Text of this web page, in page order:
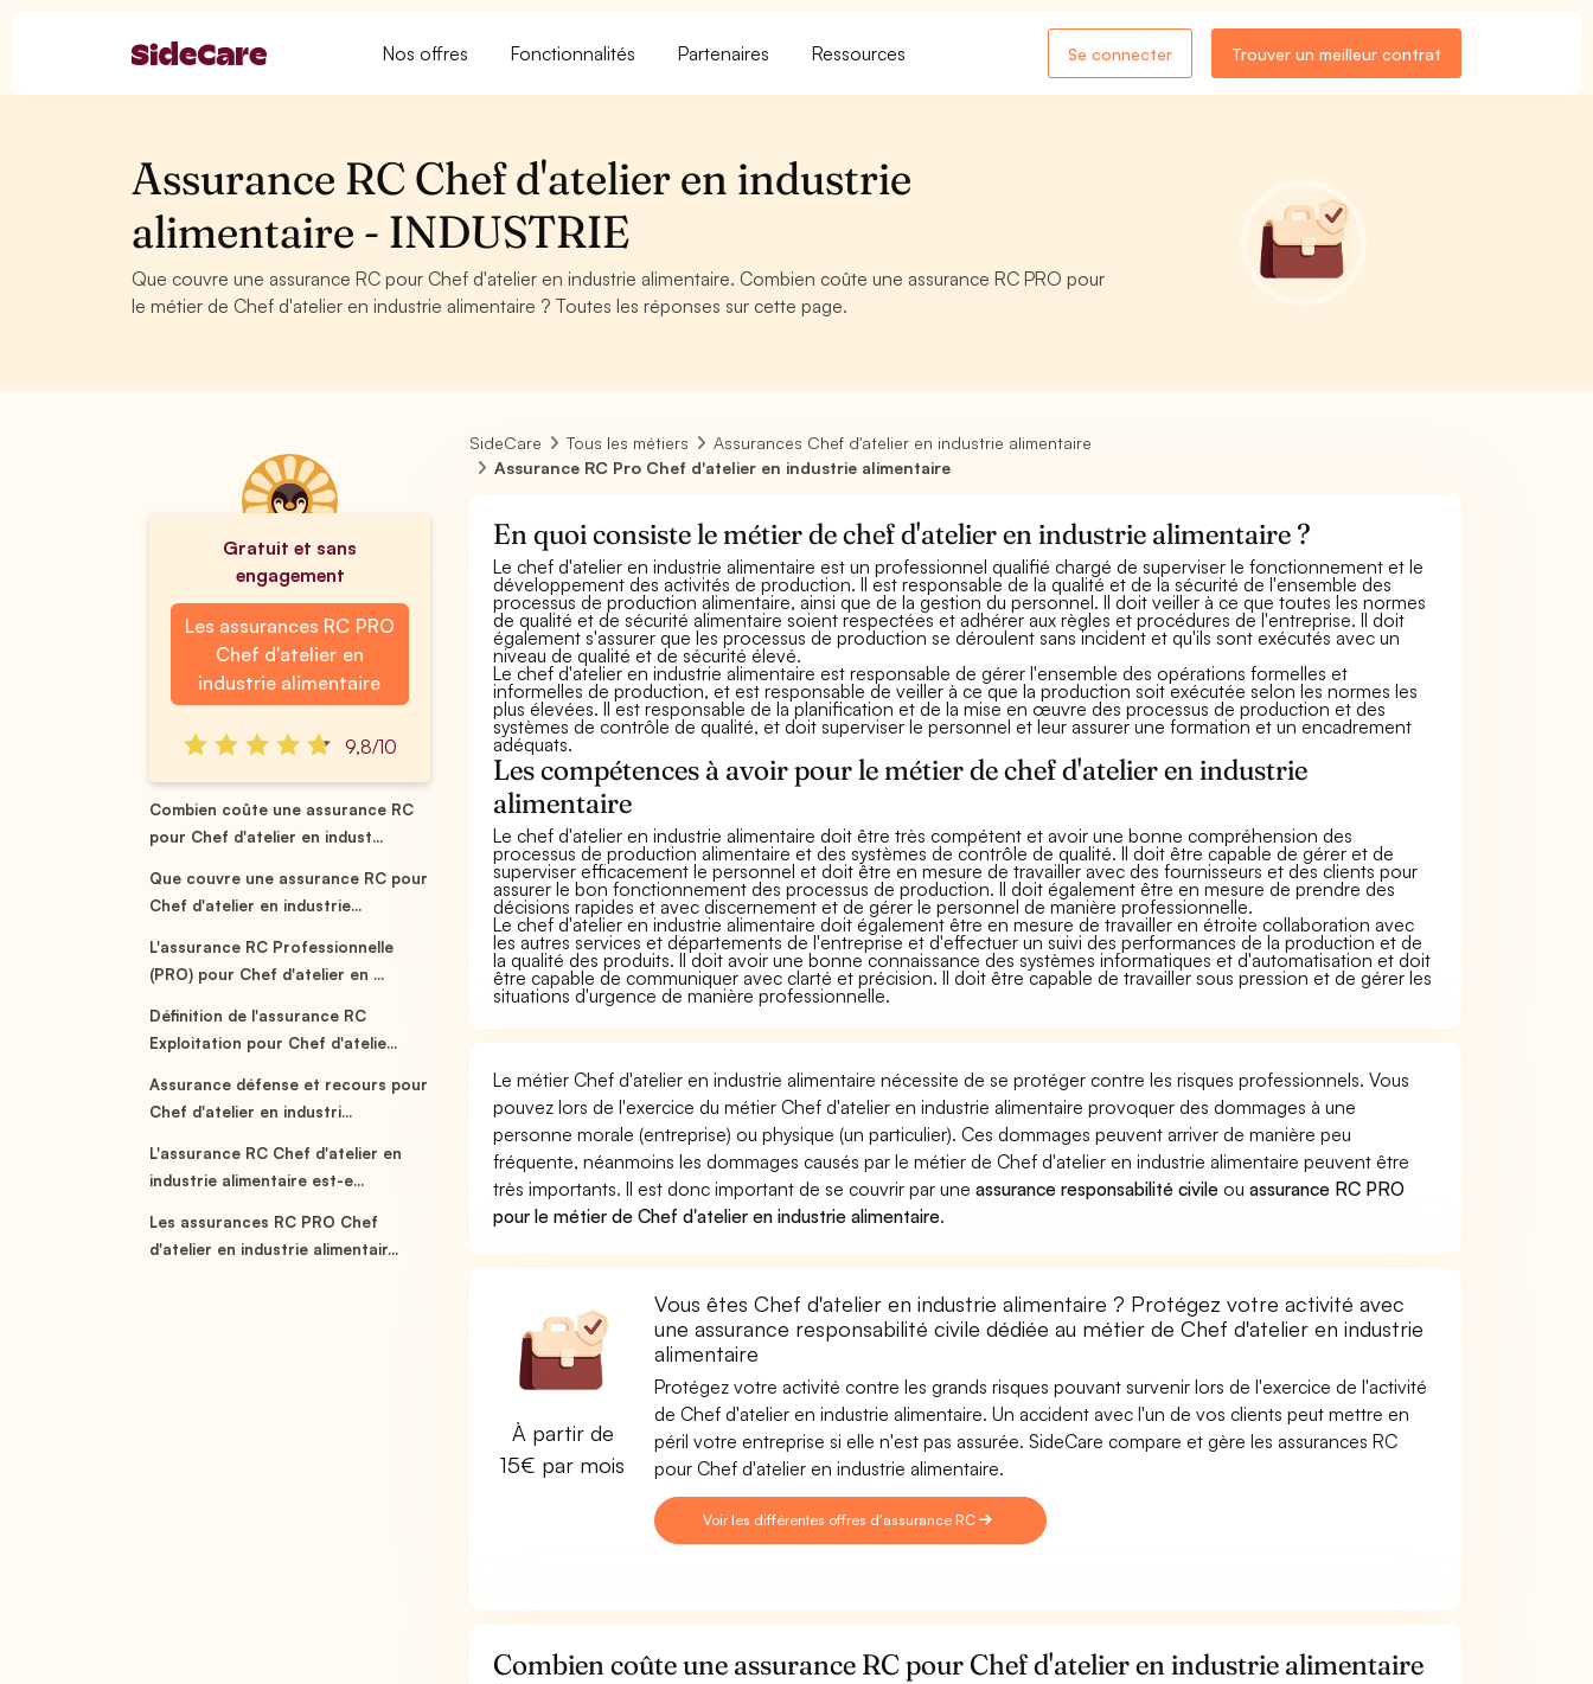
Nos offres Fonctionnalités Partenaires Ressources Se connecter Trouver un meilleur contrat
Assurance RC Chef d'atelier en industrie
alimentaire - INDUSTRIE
Que couvre une assurance RC pour Chef d'atelier en industrie alimentaire. Combien coûte une assurance RC PRO pour
le métier de Chef d'atelier en industrie alimentaire ? Toutes les réponses sur cette page.
Gratuit et sans
engagement
Les assurances RC PRO
Chef d'atelier en
industrie alimentaire
9,8/10
Combien coûte une assurance RC
pour Chef d'atelier en indust...
Que couvre une assurance RC pour
Chef d'atelier en industrie...
L'assurance RC Professionnelle
(PRO) pour Chef d'atelier en ...
Définition de l'assurance RC
Exploitation pour Chef d'atelie...
Assurance défense et recours pour
Chef d'atelier en industri...
L'assurance RC Chef d'atelier en
industrie alimentaire est-e...
Les assurances RC PRO Chef
d'atelier en industrie alimentair...
SideCare Tous les métiers
Assurances Chef d'atelier en industrie alimentaire
Assurance RC Pro Chef d'atelier en industrie alimentaire
En quoi consiste le métier de chef d'atelier en industrie alimentaire ?
Le chef d'atelier en industrie alimentaire est un professionnel qualifié chargé de superviser le fonctionnement et le
développement des activités de production. Il est responsable de la qualité et de la sécurité de l'ensemble des
processus de production alimentaire, ainsi que de la gestion du personnel. Il doit veiller à ce que toutes les normes
de qualité et de sécurité alimentaire soient respectées et adhérer aux règles et procédures de l'entreprise. Il doit
également s'assurer que les processus de production se déroulent sans incident et qu'ils sont exécutés avec un
niveau de qualité et de sécurité élevé.
Le chef d'atelier en industrie alimentaire est responsable de gérer l'ensemble des opérations formelles et
informelles de production, et est responsable de veiller à ce que la production soit exécutée selon les normes les
plus élevées. Il est responsable de la planification et de la mise en œuvre des processus de production et des
systèmes de contrôle de qualité, et doit superviser le personnel et leur assurer une formation et un encadrement
adéquats.
Les compétences à avoir pour le métier de chef d'atelier en industrie
alimentaire
Le chef d'atelier en industrie alimentaire doit être très compétent et avoir une bonne compréhension des
processus de production alimentaire et des systèmes de contrôle de qualité. Il doit être capable de gérer et de
superviser efficacement le personnel et doit être en mesure de travailler avec des fournisseurs et des clients pour
assurer le bon fonctionnement des processus de production. Il doit également être en mesure de prendre des
décisions rapides et avec discernement et de gérer le personnel de manière professionnelle.
Le chef d'atelier en industrie alimentaire doit également être en mesure de travailler en étroite collaboration avec
les autres services et départements de l'entreprise et d'effectuer un suivi des performances de la production et de
la qualité des produits. Il doit avoir une bonne connaissance des systèmes informatiques et d'automatisation et doit
être capable de communiquer avec clarté et précision. Il doit être capable de travailler sous pression et de gérer les
situations d'urgence de manière professionnelle.
Le métier Chef d'atelier en industrie alimentaire nécessite de se protéger contre les risques professionnels. Vous
pouvez lors de l'exercice du métier Chef d'atelier en industrie alimentaire provoquer des dommages à une
personne morale (entreprise) ou physique (un particulier). Ces dommages peuvent arriver de manière peu
fréquente, néanmoins les dommages causés par le métier de Chef d'atelier en industrie alimentaire peuvent être
très importants. Il est donc important de se couvrir par uneassurance responsabilité civile ouassurance RC PRO
pour le métier de Chef d'atelier en industrie alimentaire.
À partir de
15€ par mois
Vous êtes Chef d'atelier en industrie alimentaire ? Protégez votre activité avec
une assurance responsabilité civile dédiée au métier de Chef d'atelier en industrie
alimentaire
Protégez votre activité contre les grands risques pouvant survenir lors de l'exercice de l'activité
de Chef d'atelier en industrie alimentaire. Un accident avec l'un de vos clients peut mettre en
péril votre entreprise si elle n'est pas assurée. SideCare compare et gère les assurances RC
pour Chef d'atelier en industrie alimentaire.
Voir les différentes offres d'assurance RC
Combien coûte une assurance RC pour Chef d'atelier en industrie alimentaire